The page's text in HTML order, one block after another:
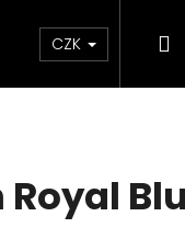
Značky
CZK